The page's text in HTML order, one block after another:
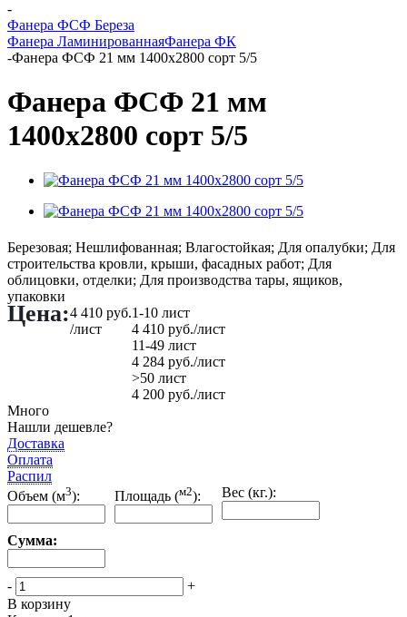
-
Фанера ФСФ Береза
Фанера ЛаминированнаяФанера ФК
-Фанера ФСФ 21 мм 1400х2800 сорт 5/5
Фанера ФСФ 21 мм
1400х2800 сорт 5/5
Березовая; Нешлифованная; Влагостойкая; Для опалубки; Для
строительства кровли, крыши, фасадных работ; Для
облицовки, отделки; Для производства тары, ящиков,
упаковки
Цена:4 410 руб.
/лист
1-10 лист
4 410 руб./лист
11-49 лист
4 284 руб./лист
>50 лист
4 200 руб./лист
Много
Нашли дешевле?
Доставка
Оплата
Распил
Объем (м3): Площадь (м2): Вес (кг.):
Сумма:
-
+
В корзину